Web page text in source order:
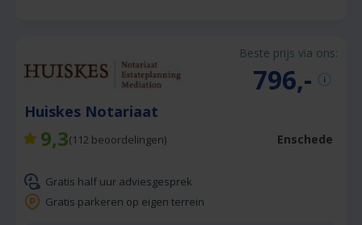
Beste prijs via ons:
796,-
Huiskes Notariaat
9,3(112 beoordelingen) Enschede
Gratis half uur adviesgesprek
Gratis parkeren op eigen terrein